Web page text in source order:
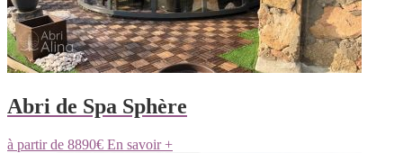
Abri de Spa Sphère
à partir de 8890€ En savoir +